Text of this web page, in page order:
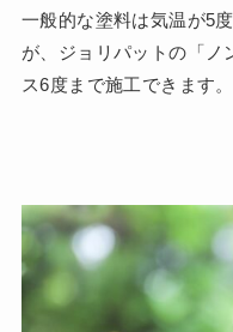
一般的な塗料は気温が5
が、ジョリパットの「ノ
ス6度まで施工できます。